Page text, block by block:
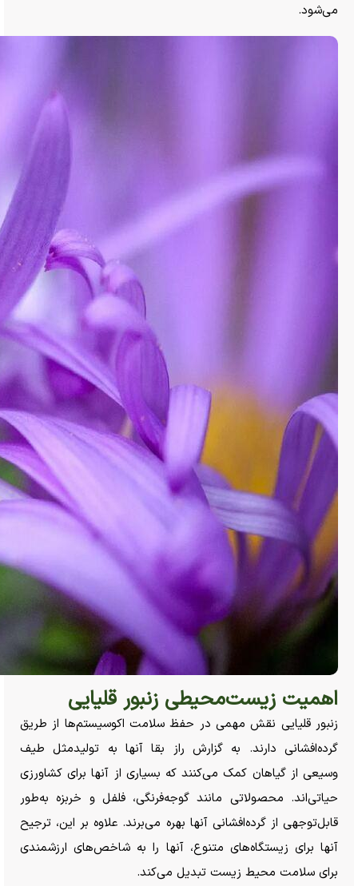
می‌شود.
اهمیت زیست‌محیطی زنبور قلیایی
زنبور قلیایی نقش مهمی در حفظ سلامت اکوسیستم‌ها از طریق
گرده‌افشانی دارند. به گزارش راز بقا آنها به تولیدمثل طیف
وسیعی از گیاهان کمک می‌کنند که بسیاری از آنها برای کشاورزی
حیاتی‌اند. محصولاتی مانند گوجه‌فرنگی، فلفل و خربزه به‌طور
قابل‌توجهی از گرده‌افشانی آنها بهره می‌برند. علاوه بر این، ترجیح
آنها برای زیستگاه‌های متنوع، آنها را به شاخص‌های ارزشمندی
برای سلامت محیط زیست تبدیل می‌کند.